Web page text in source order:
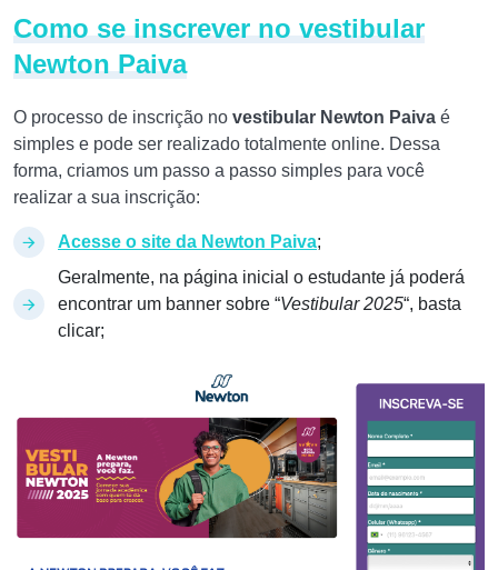
Como se inscrever no vestibular
Newton Paiva
O processo de inscrição no vestibular Newton Paiva é
simples e pode ser realizado totalmente online. Dessa
forma, criamos um passo a passo simples para você
realizar a sua inscrição:
Acesse o site da Newton Paiva;
Geralmente, na página inicial o estudante já poderá
encontrar um banner sobre “Vestibular 2025“, basta
clicar;